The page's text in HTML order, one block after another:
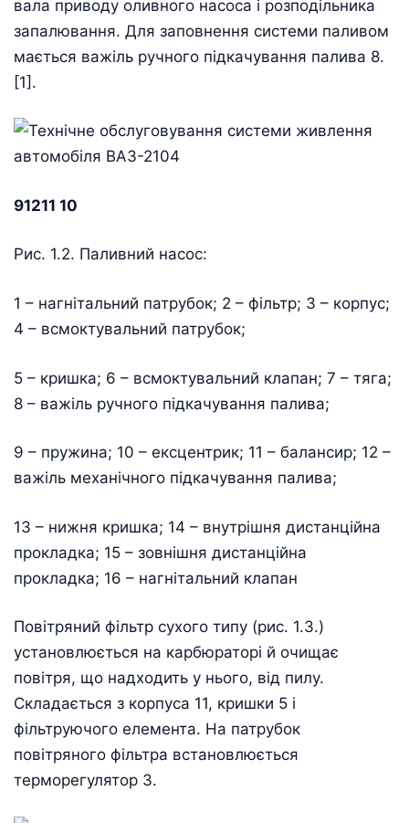
вала приводу оливного насоса і розподільника
запалювання. Для заповнення системи паливом
мається важіль ручного підкачування палива 8.
[1].
91211 10
Рис. 1.2. Паливний насос:
1 – нагнітальний патрубок; 2 – фільтр; 3 – корпус;
4 – всмоктувальний патрубок;
5 – кришка; 6 – всмоктувальний клапан; 7 – тяга;
8 – важіль ручного підкачування палива;
9 – пружина; 10 – ексцентрик; 11 – балансир; 12 –
важіль механічного підкачування палива;
13 – нижня кришка; 14 – внутрішня дистанційна
прокладка; 15 – зовнішня дистанційна
прокладка; 16 – нагнітальний клапан
Повітряний фільтр сухого типу (рис. 1.3.)
установлюється на карбюраторі й очищає
повітря, що надходить у нього, від пилу.
Складається з корпуса 11, кришки 5 і
фільтруючого елемента. На патрубок
повітряного фільтра встановлюється
терморегулятор 3.